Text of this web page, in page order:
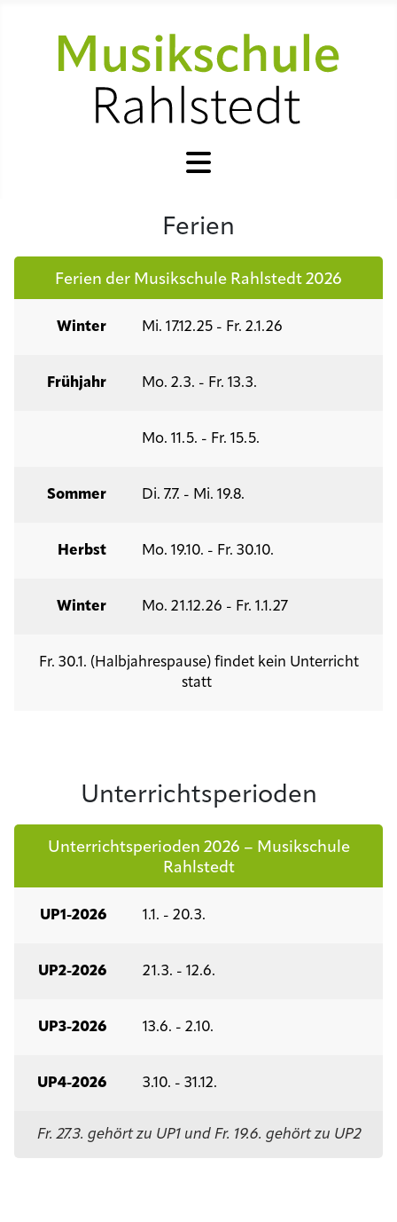
Ferien
Ferien der Musikschule Rahlstedt 2026
Winter Mi. 17.12.25 - Fr. 2.1.26
Frühjahr Mo. 2.3. - Fr. 13.3.
Mo. 11.5. - Fr. 15.5.
Sommer Di. 7.7. - Mi. 19.8.
Herbst Mo. 19.10. - Fr. 30.10.
Winter Mo. 21.12.26 - Fr. 1.1.27
Fr. 30.1. (Halbjahrespause) findet kein Unterricht
statt
Unterrichtsperioden
Unterrichtsperioden 2026 – Musikschule
Rahlstedt
UP1-2026 1.1. - 20.3.
UP2-2026 21.3. - 12.6.
UP3-2026 13.6. - 2.10.
UP4-2026 3.10. - 31.12.
Fr. 27.3. gehört zu UP1 und Fr. 19.6. gehört zu UP2